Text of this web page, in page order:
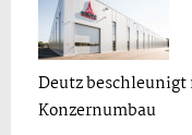
Deutz
Konzernumbau